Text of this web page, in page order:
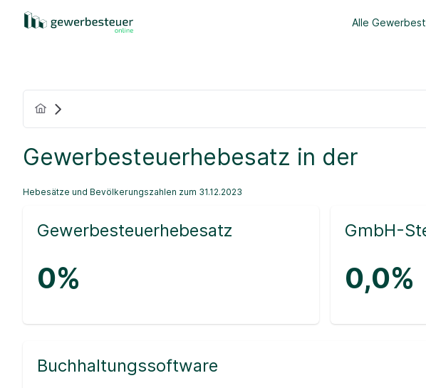
Alle
Gewerbesteuerhebesatz in der
Hebesätze und Bevölkerungszahlen zum 31.12.2023
Gewerbesteuerhebesatz
0%
GmbH-
0,0%
Buchhaltungssoftware